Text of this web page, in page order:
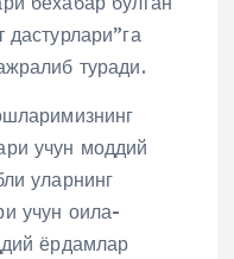
туради.
учун моддий
уларнинг
учун оила-
ёрдамлар